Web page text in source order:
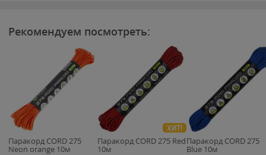
Рекомендуем посмотреть:
Паракорд CORD 275
Neon orange 10м
ХИТ!
Паракорд CORD 275 Red
10м
Паракорд CORD 275
Blue 10м